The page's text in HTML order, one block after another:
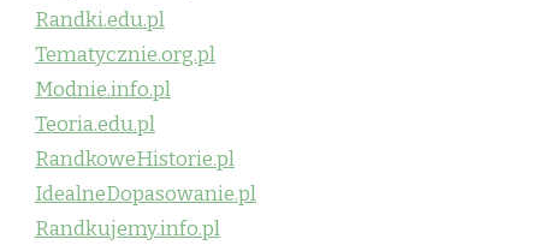
Randki.edu.pl
Tematycznie.org.pl
Modnie.info.pl
Teoria.edu.pl
RandkoweHistorie.pl
IdealneDopasowanie.pl
Randkujemy.info.pl